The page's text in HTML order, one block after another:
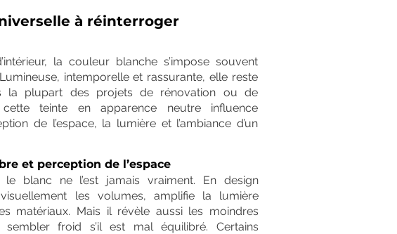
à réinterroger
la couleur blanche s’impose souvent
intemporelle et rassurante, elle reste
la plupart des projets de rénovation ou de
cette teinte en apparence neutre influence
de l’espace, la lumière et l’ambiance d’un
et perception de l’espace
le blanc ne l’est jamais vraiment. En design
les volumes, amplifie la lumière
matériaux. Mais il révèle aussi les moindres
froid s’il est mal équilibré. Certains